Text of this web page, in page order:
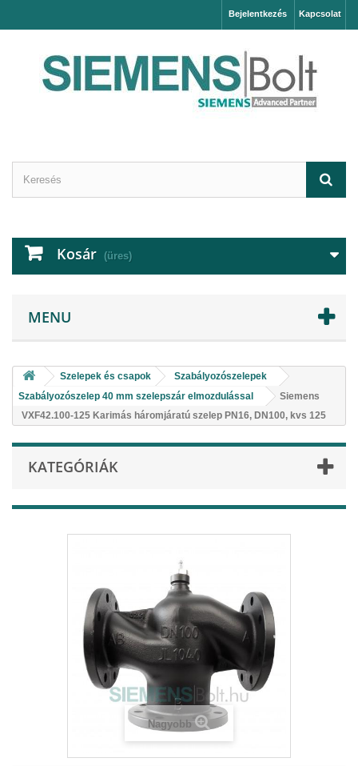
Kapcsolat
Bejelentkezés
Kosár (üres)
MENU
Szelepek és csapok
Szabályozószelepek
Szabályozószelep 40 mm szelepszár elmozdulással
Siemens
VXF42.100-125 Karimás háromjáratú szelep PN16, DN100, kvs 125
KATEGÓRIÁK
Nagyobb